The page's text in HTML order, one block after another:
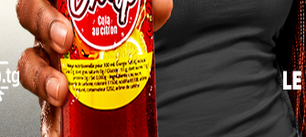
Président du Conseil, Faure Essozimna
son accompagnement institutionnel et sa